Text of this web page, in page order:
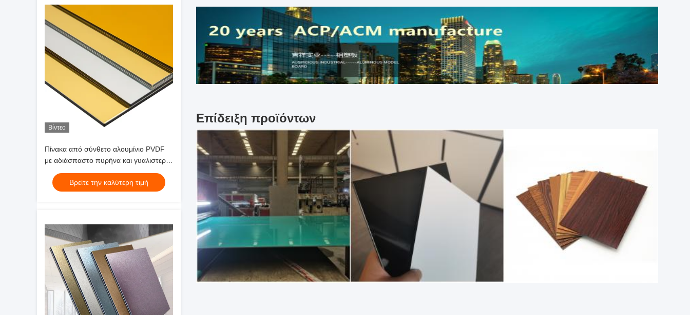
Βίντεο
Πίνακα από σύνθετο αλουμίνιο PVDF
με αδιάσπαστο πυρήνα και γυαλιστερή
επιφάνεια
Βρείτε την καλύτερη τιμή
Επίδειξη προϊόντων